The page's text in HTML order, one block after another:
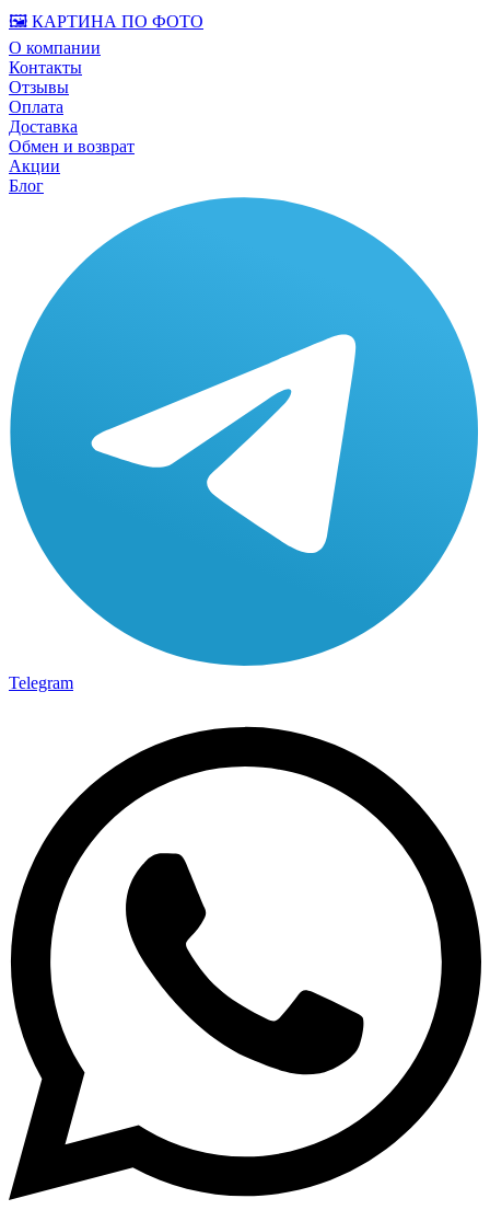
🖼️ КАРТИНА ПО ФОТО
О компании
Контакты
Отзывы
Оплата
Доставка
Обмен и возврат
Акции
Блог
Telegram